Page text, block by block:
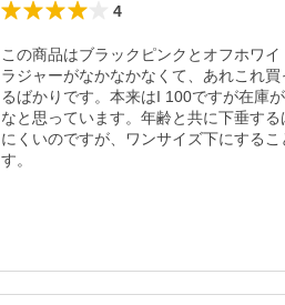
4
この商品はブラックピンクとオフホワ
ラジャーがなかなかなくて、あれこれ
るばかりです。本来はI 100ですが在庫
なと思っています。年齢と共に下垂す
にくいのですが、ワンサイズ下にする
す。